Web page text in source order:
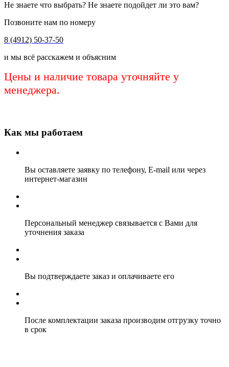
Не знаете что выбрать? Не знаете подойдет ли это вам?
Позвоните нам по номеру
8 (4912) 50-37-50
и мы всё расскажем и объясним
Цены и наличие товара уточняйте у
менеджера.
Как мы работаем
Вы оставляете заявку по телефону, E-mail или через
интернет-магазин
Персональный менеджер связывается с Вами для
уточнения заказа
Вы подтверждаете заказ и оплачиваете его
После комплектации заказа производим отгрузку точно
в срок